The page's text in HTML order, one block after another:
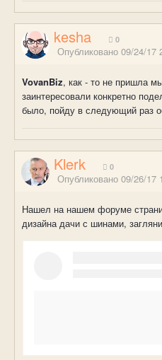
kesha 0
Опубликовано 09/24/17
VovanBiz, как - то не пришла
заинтересовали конкретно
было, пойду в следующий раз
Klerk 0
Опубликовано 09/26/17
Нашел на нашем форуме
дизайна дачи с шинами,